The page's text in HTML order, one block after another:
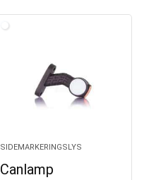
SIDEMARKERINGSLYS
Canlamp